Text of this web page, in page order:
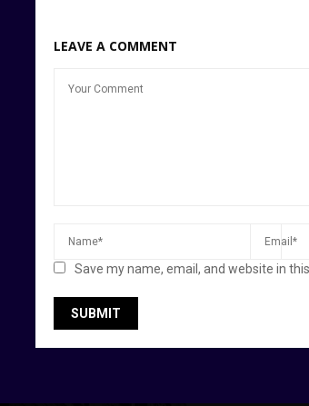
LEAVE A COMMENT
Save my name, email, and website in